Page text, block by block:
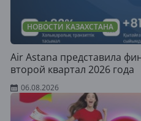
НОВОСТИ КАЗАХСТАНА
Air Astana представила
второй квартал 2026 года
06.08.2026